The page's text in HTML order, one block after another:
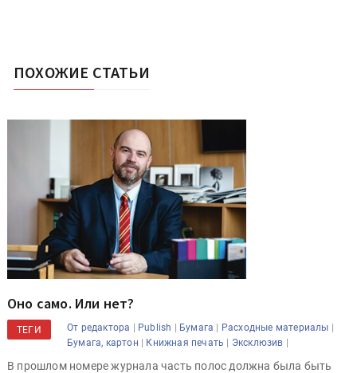
ПОХОЖИЕ СТАТЬИ
Оно само. Или нет?
ТЕГИ От редактора | Publish | Бумага | Расходные материалы |
Бумага, картон | Книжная печать | Эксклюзив |
В прошлом номере журнала часть полос должна была быть